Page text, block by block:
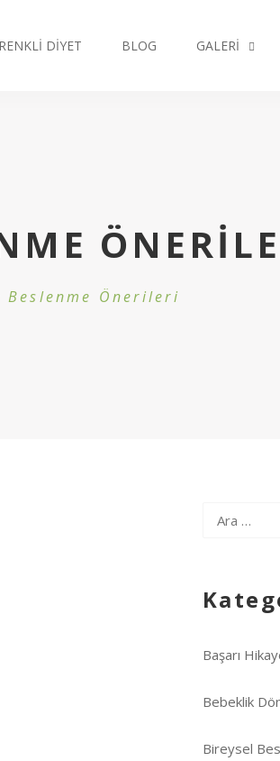
DIYET BLOG GALERI
Beslenme Önerileri
Arama:
Başarı
Bebeklik
Bireysel